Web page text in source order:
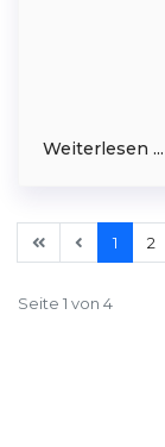
Weiterlesen ...
1 2
Seite 1 von 4